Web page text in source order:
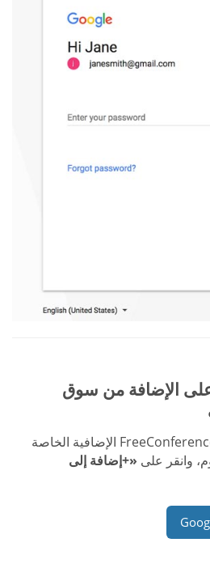
على الإضافة من سوق
اذهب إلى الإداة FreeConferenceCall.com الإضافية الخاصة
وانقر على «+إضافة إلى